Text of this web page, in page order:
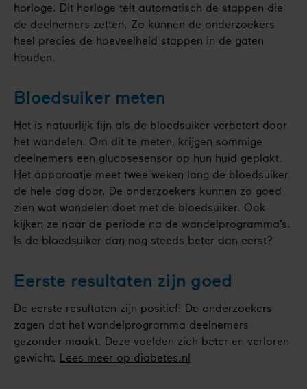
horloge. Dit horloge telt automatisch de stappen die
de deelnemers zetten. Zo kunnen de onderzoekers
heel precies de hoeveelheid stappen in de gaten
houden.
Bloedsuiker meten
Het is natuurlijk fijn als de bloedsuiker verbetert door
het wandelen. Om dit te meten, krijgen sommige
deelnemers een glucosesensor op hun huid geplakt.
Het apparaatje meet twee weken lang de bloedsuiker
de hele dag door. De onderzoekers kunnen zo goed
zien wat wandelen doet met de bloedsuiker. Ook
kijken ze naar de periode na de wandelprogramma’s.
Is de bloedsuiker dan nog steeds beter dan eerst?
Eerste resultaten zijn goed
De eerste resultaten zijn positief! De onderzoekers
zagen dat het wandelprogramma deelnemers
gezonder maakt. Deze voelden zich beter en verloren
gewicht. Lees meer op diabetes.nl